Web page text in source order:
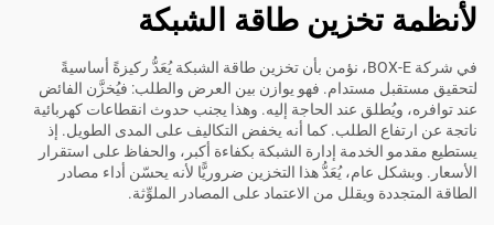
لأنظمة تخزين طاقة الشبكة
في شركة BOX-E، نؤمن بأن تخزين طاقة الشبكة يُعَدُّ ركيزةً أساسيةً
لتحقيق مستقبل مستدام. فهو يوازن بين العرض والطلب: فيُخزَّن الفائض
عند توافره، ويُطلق عند الحاجة إليه. وهذا يجنب حدوث انقطاعات كهربائية
ناتجة عن ارتفاع الطلب. كما أنه يخفض التكاليف على المدى الطويل. إذ
يستطيع مقدمو الخدمة إدارة الشبكة بكفاءة أكبر، والحفاظ على استقرار
الأسعار. وبشكل عام، يُعَدُّ هذا التخزين ضروريًّا لأنه يحسّن أداء مصادر
الطاقة المتجددة ويقلل من الاعتماد على المصادر الملوِّثة.